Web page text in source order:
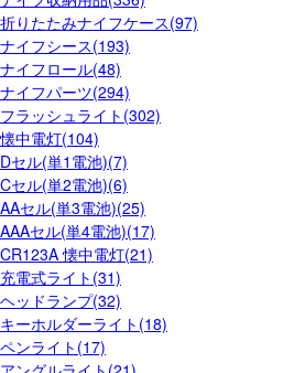
折りたたみナイフケース(97)
ナイフシース(193)
ナイフロール(48)
ナイフパーツ(294)
フラッシュライト(302)
懐中電灯(104)
Dセル(単1電池)(7)
Cセル(単2電池)(6)
AAセル(単3電池)(25)
AAAセル(単4電池)(17)
CR123A 懐中電灯(21)
充電式ライト(31)
ヘッドランプ(32)
キーホルダーライト(18)
ペンライト(17)